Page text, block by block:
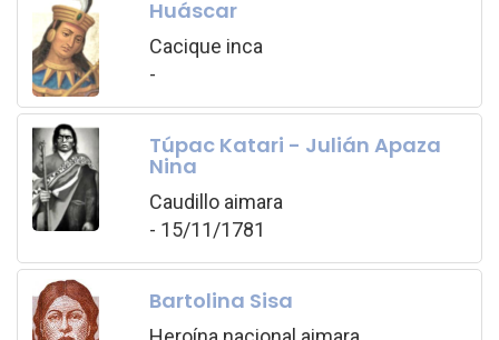
Huáscar
Cacique inca
-
Túpac Katari - Julián Apaza
Nina
Caudillo aimara
- 15/11/1781
Bartolina Sisa